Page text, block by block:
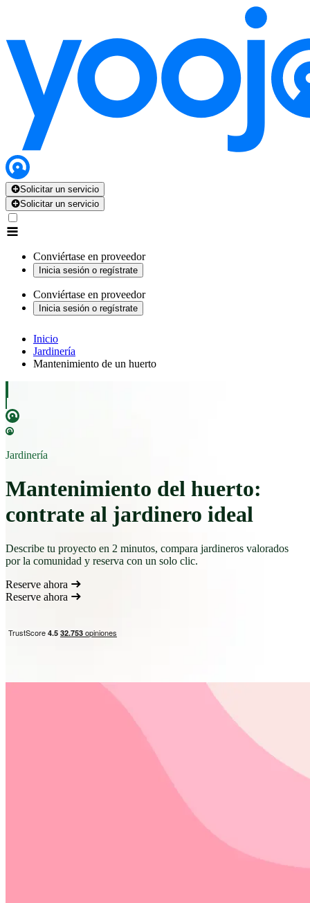
Solicitar un servicio
Solicitar un servicio
Conviértase en proveedor
Inicia sesión o regístrate
Conviértase en proveedor
Inicia sesión o regístrate
Inicio
Jardinería
Mantenimiento de un huerto
Jardinería
Mantenimiento del huerto:
contrate al jardinero ideal
Describe tu proyecto en 2 minutos, compara jardineros valorados
por la comunidad y reserva con un solo clic.
Reserve ahora
Reserve ahora